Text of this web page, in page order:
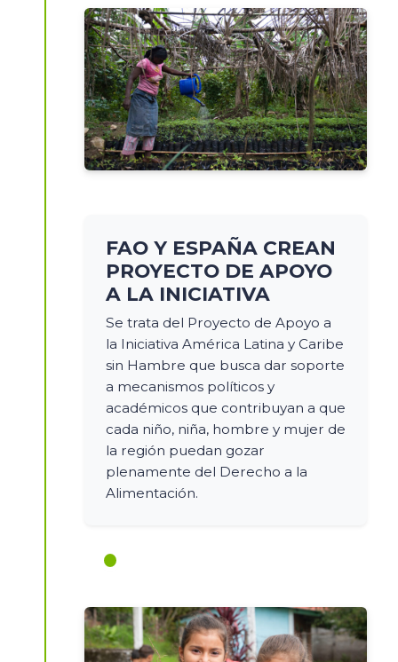
FAO Y ESPAÑA CREAN
PROYECTO DE APOYO
A LA INICIATIVA
Se trata del Proyecto de Apoyo a
la Iniciativa América Latina y Caribe
sin Hambre que busca dar soporte
a mecanismos políticos y
académicos que contribuyan a que
cada niño, niña, hombre y mujer de
la región puedan gozar
plenamente del Derecho a la
Alimentación.